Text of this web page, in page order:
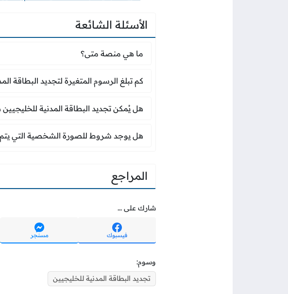
الأسئلة الشائعة
ما هي منصة متى؟
ما هي منصة متى؟
كم تبلغ الرسوم المتغيرة لتجديد
كم تبلغ الرسوم المتغيرة لتجديد البطاقة
هل يُمكن تجديد البطاقة المدنية
هل يُمكن تجديد البطاقة المدنية للخليجيين
هل يوجد شروط للصورة الشخصية
هل يوجد شروط للصورة الشخصية التي يتم
المراجع
شارك على ...
فيسبوك مسنجر
وسوم:
تجديد البطاقة المدنية للخليجيين